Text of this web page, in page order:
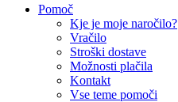
Pomoč
Kje je moje naročilo?
Vračilo
Stroški dostave
Možnosti plačila
Kontakt
Vse teme pomoči